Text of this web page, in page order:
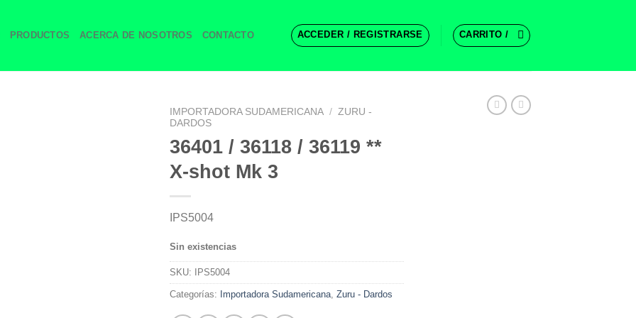
PRODUCTOS ACERCA DE NOSOTROS CONTACTO ACCEDER / REGISTRARSE CARRITO /
IMPORTADORA SUDAMERICANA / ZURU -
DARDOS
36401 / 36118 / 36119 **
X-shot Mk 3
IPS5004
Sin existencias
SKU: IPS5004
Categorías: Importadora Sudamericana, Zuru - Dardos